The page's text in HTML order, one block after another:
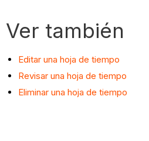
Ver también
Editar una hoja de tiempo
Revisar una hoja de tiempo
Eliminar una hoja de tiempo